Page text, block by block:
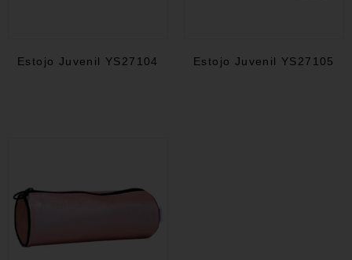
Estojo Juvenil YS27104 Estojo Juvenil YS27105